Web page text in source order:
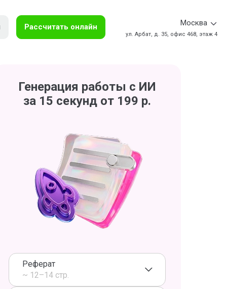
Рассчитать онлайн Москва
ул. Арбат, д. 35, офис 468, этаж 4
Генерация работы с ИИ
за 15 секунд от 199 р.
Реферат
~ 12–14 стр.